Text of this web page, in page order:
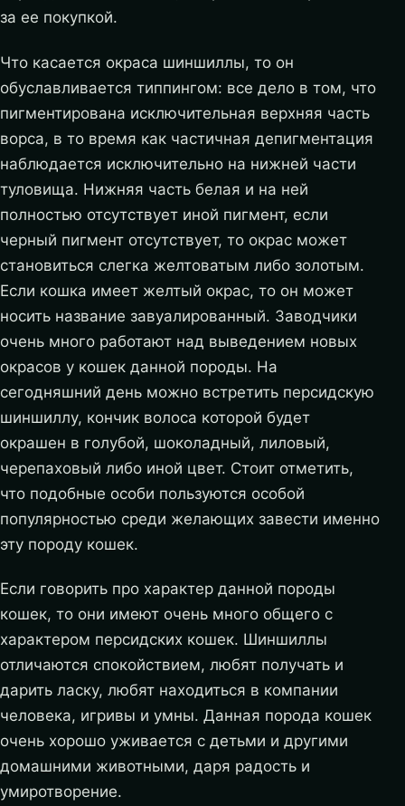
за ее покупкой.
Что касается окраса шиншиллы, то он
обуславливается типпингом: все дело в том, что
пигментирована исключительная верхняя часть
ворса, в то время как частичная депигментация
наблюдается исключительно на нижней части
туловища. Нижняя часть белая и на ней
полностью отсутствует иной пигмент, если
черный пигмент отсутствует, то окрас может
становиться слегка желтоватым либо золотым.
Если кошка имеет желтый окрас, то он может
носить название завуалированный. Заводчики
очень много работают над выведением новых
окрасов у кошек данной породы. На
сегодняшний день можно встретить персидскую
шиншиллу, кончик волоса которой будет
окрашен в голубой, шоколадный, лиловый,
черепаховый либо иной цвет. Стоит отметить,
что подобные особи пользуются особой
популярностью среди желающих завести именно
эту породу кошек.
Если говорить про характер данной породы
кошек, то они имеют очень много общего с
характером персидских кошек. Шиншиллы
отличаются спокойствием, любят получать и
дарить ласку, любят находиться в компании
человека, игривы и умны. Данная порода кошек
очень хорошо уживается с детьми и другими
домашними животными, даря радость и
умиротворение.